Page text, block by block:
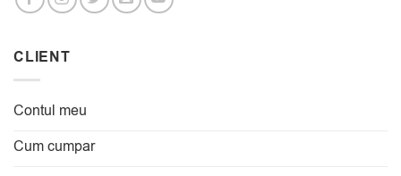
CLIENT
Contul meu
Cum cumpar